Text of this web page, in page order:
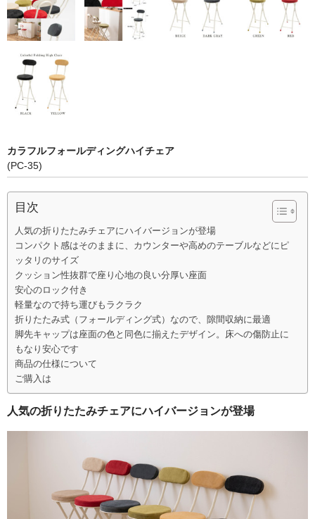
新幹線シリーズ
貨物列車シリーズ
ふみきりシリーズ
木製玩具
その他雑貨
タオル
キーホルダー
マスク
ランチグッズ
カバン
ふとんでクッション
ノノフローヴ
秋冬物
カラフルフォールディングハイチェア
(PC-35)
目次
人気の折りたたみチェアにハイバージョンが登場
コンパクト感はそのままに、カウンターや高めのテーブルなどにピ
ッタリのサイズ
クッション性抜群で座り心地の良い分厚い座面
安心のロック付き
軽量なので持ち運びもラクラク
折りたたみ式（フォールディング式）なので、隙間収納に最適
脚先キャップは座面の色と同色に揃えたデザイン。床への傷防止に
もなり安心です
商品の仕様について
ご購入は
人気の折りたたみチェアにハイバージョンが登場